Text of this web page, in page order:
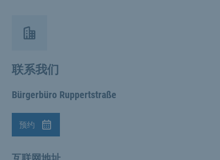
联系我们
Bürgerbüro Ruppertstraße
预约
预约